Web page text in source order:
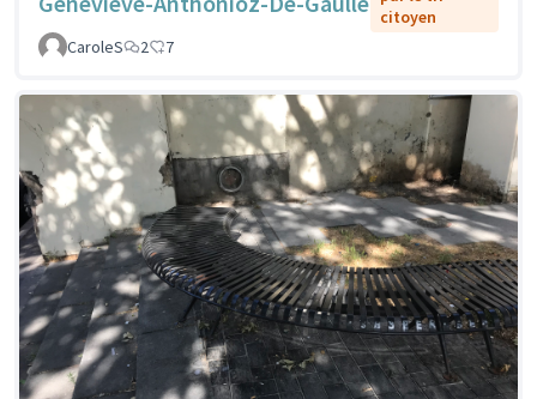
citoyen
CaroleS
2 7